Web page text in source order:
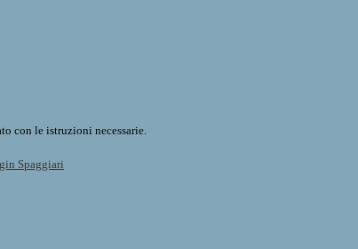
con le istruzioni necessarie.
Spaggiari